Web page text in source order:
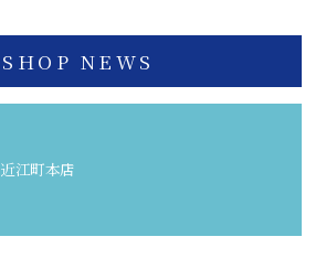
SHOP NEWS
近江町本店